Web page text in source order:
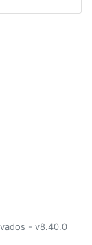
- v8.40.0